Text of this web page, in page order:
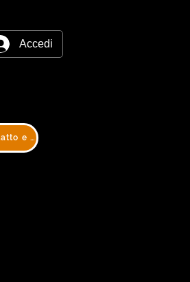
Accedi
Contatto e preventivo